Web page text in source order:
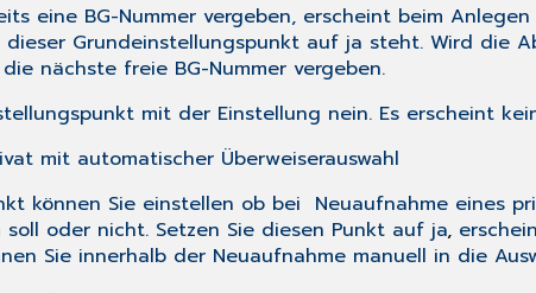
eine BG-Nummer vergeben, erscheint beim
Grundeinstellungspunkt auf ja steht. Wird die
nächste freie BG-Nummer vergeben.
mit der Einstellung nein. Es erscheint
mit automatischer Überweiserauswahl
können Sie einstellen ob bei Neuaufnahme eines
oder nicht. Setzen Sie diesen Punkt auf ja,
Sie innerhalb der Neuaufnahme manuell in die